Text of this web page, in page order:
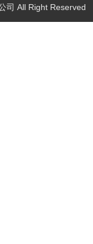
司 All Right